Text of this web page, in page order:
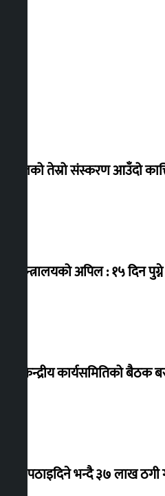
एनपीएलको तेस्रो संस्करण आउँदो
उद्योग मन्त्रालयको अपिल : १५
कांग्रेस केन्द्रीय कार्यसमितिको बैठक
क्यानडा पठाइदिने भन्दै ३७ लाख